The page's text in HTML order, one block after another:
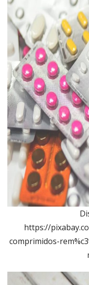
https://
comprimidos-